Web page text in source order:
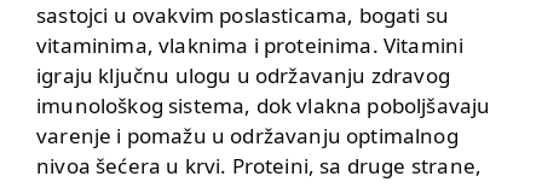
sastojci u ovakvim poslasticama, bogati su
vitaminima, vlaknima i proteinima. Vitamini
igraju ključnu ulogu u održavanju zdravog
imunološkog sistema, dok vlakna poboljšavaju
varenje i pomažu u održavanju optimalnog
nivoa šećera u krvi. Proteini, sa druge strane,